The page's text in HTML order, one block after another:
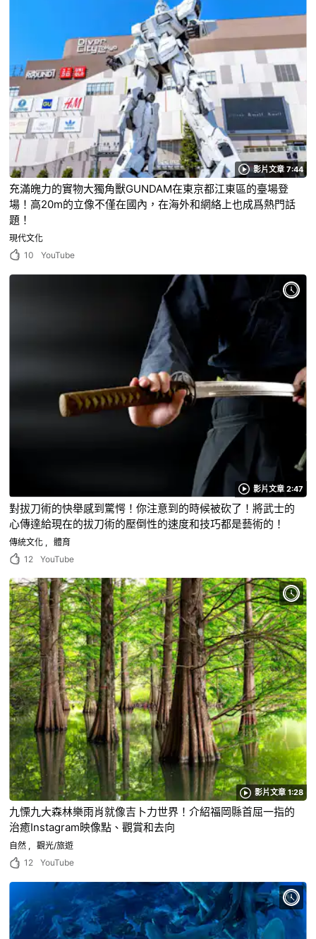
影片文章 7:44
充滿魄力的實物大獨角獸GUNDAM在東京都江東區的臺場登
場！高20m的立像不僅在國內，在海外和網絡上也成爲熱門話
題！
現代文化
10
YouTube
影片文章 2:47
對拔刀術的快舉感到驚愕！你注意到的時候被砍了！將武士的
心傳達給現在的拔刀術的壓倒性的速度和技巧都是藝術的！
傳統文化
體育
12
YouTube
影片文章 1:28
九慄九大森林樂雨肖就像吉卜力世界！介紹福岡縣首屈一指的
治癒Instagram映像點、觀賞和去向
自然
觀光/旅遊
12
YouTube